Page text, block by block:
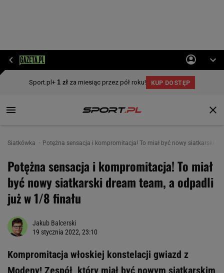
Siatkówka Potężna sensacja i kompromitacja! To miał być nowy siatkarski
Potężna sensacja i kompromitacja! To miał
być nowy siatkarski dream team, a odpadli
już w 1/8 finału
Jakub Balcerski
19 stycznia 2022, 23:10
Kompromitacja włoskiej konstelacji gwiazd z
Modeny! Zespół, który miał być nowym siatkarskim